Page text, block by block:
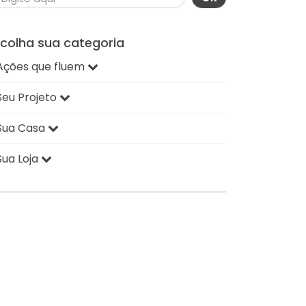
sua categoria
que fluem
Projeto
Casa
Loja